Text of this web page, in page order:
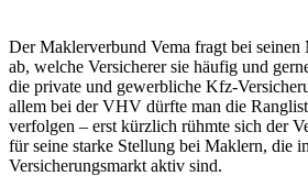
Der Maklerverbund Vema fragt bei
ab, welche Versicherer sie häufig und
die private und gewerbliche Kfz-
allem bei der VHV dürfte man die
verfolgen – erst kürzlich rühmte sich der
für seine starke Stellung bei Maklern, die
Versicherungsmarkt aktiv sind.